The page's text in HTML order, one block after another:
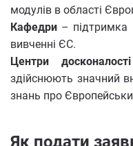
модулів в області
Кафедри – підтримка
вивченні ЄС.
Центри досконалості
здійснюють значний
знань про
Як подати